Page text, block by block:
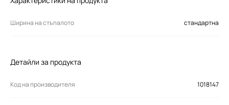
Ширина на стъпалото стандартна
Детайли за продукта
Код на производителя 1018147